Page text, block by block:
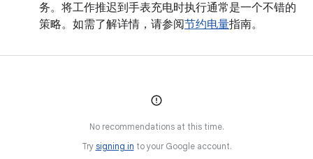
务。将工作推迟到手表充电时执行通常是一个不错的
策略。如需了解详情，请参阅节约电量指南。
No recommendations at this time.
Try signing in to your Google account.